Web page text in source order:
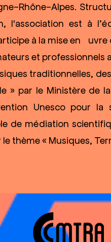
Rhône-Alpes.
l'association est à
à la mise en
et professionnels
traditionnelles,
» par le Ministère de
Unesco pour la
de médiation
thème « Musiques,